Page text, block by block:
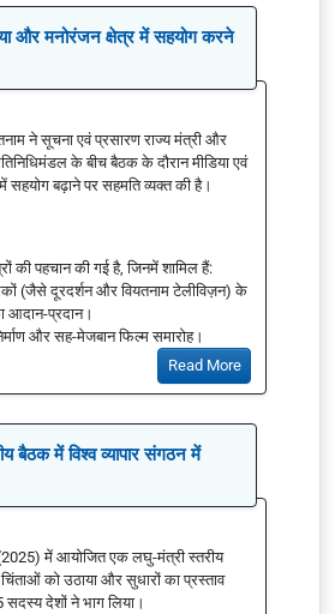
और मनोरंजन क्षेत्र में सहयोग करने
ने सूचना एवं प्रसारण राज्य मंत्री और
के बीच बैठक के दौरान मीडिया एवं
सहयोग बढ़ाने पर सहमति व्यक्त की है।
की पहचान की गई है, जिनमें शामिल हैं:
(जैसे दूरदर्शन और वियतनाम टेलीविज़न) के
आदान-प्रदान।
और सह-मेजबान फिल्म समारोह।
Read More
बैठक में विश्व व्यापार संगठन में
में आयोजित एक लघु-मंत्री स्तरीय
को उठाया और सुधारों का प्रस्ताव
देशों ने भाग लिया।